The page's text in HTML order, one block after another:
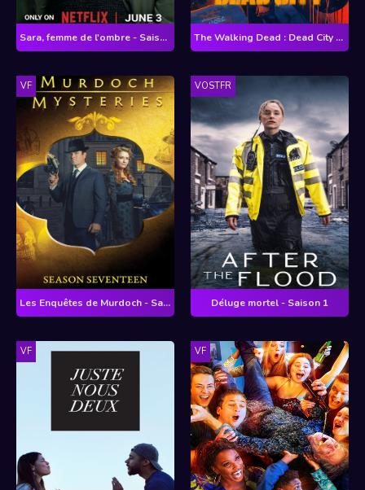
Sara, femme de l'ombre - Saison 1 The Walking Dead : Dead City - Saison 3
VF
Les Enquêtes de Murdoch - Saison 17
VOSTFR
Déluge mortel - Saison 1
VF VF